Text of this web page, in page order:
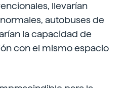
llevarían
autobuses de
la capacidad de
con el mismo espacio